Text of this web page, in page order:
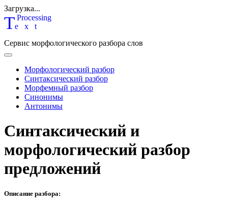
Загрузка...
Text
Processing
Сервис морфологического разбора слов
Морфологический разбор
Синтаксический разбор
Морфемный разбор
Синонимы
Антонимы
Синтаксический и
морфологический разбор
предложений
Описание разбора: